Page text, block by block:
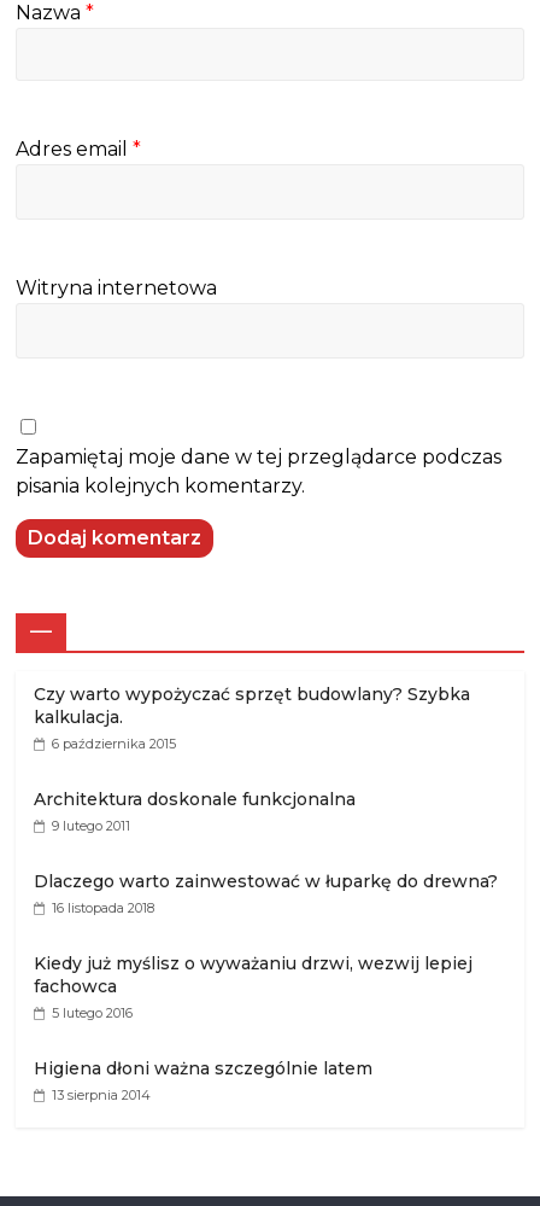
Nazwa*
Adres email*
Witryna internetowa
Zapamiętaj moje dane w tej przeglądarce podczas
pisania kolejnych komentarzy.
—
Czy warto wypożyczać sprzęt budowlany? Szybka
kalkulacja.
6 października 2015
Architektura doskonale funkcjonalna
9 lutego 2011
Dlaczego warto zainwestować w łuparkę do drewna?
16 listopada 2018
Kiedy już myślisz o wyważaniu drzwi, wezwij lepiej
fachowca
5 lutego 2016
Higiena dłoni ważna szczególnie latem
13 sierpnia 2014